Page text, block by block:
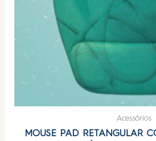
Acessórios
MOUSE PAD RETANGULAR